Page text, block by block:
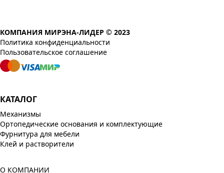
КОМПАНИЯ МИРЭНА-ЛИДЕР © 2023
Политика конфиденциальности
Пользовательское соглашение
КАТАЛОГ
Механизмы
Ортопедические основания и комплектующие
Фурнитура для мебели
Клей и растворители
О КОМПАНИИ